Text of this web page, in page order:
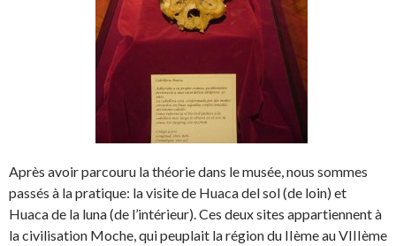
Après avoir parcouru la théorie dans le musée, nous sommes
passés à la pratique: la visite de Huaca del sol (de loin) et
Huaca de la luna (de l’intérieur). Ces deux sites appartiennent à
la civilisation Moche, qui peuplait la région du IIème au VIIIème